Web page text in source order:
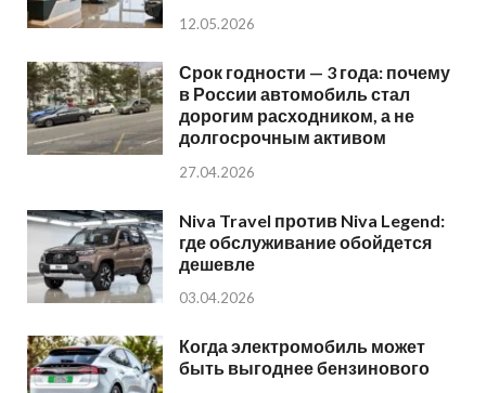
12.05.2026
Срок годности — 3 года: почему
в России автомобиль стал
дорогим расходником, а не
долгосрочным активом
27.04.2026
Niva Travel против Niva Legend:
где обслуживание обойдется
дешевле
03.04.2026
Когда электромобиль может
быть выгоднее бензинового